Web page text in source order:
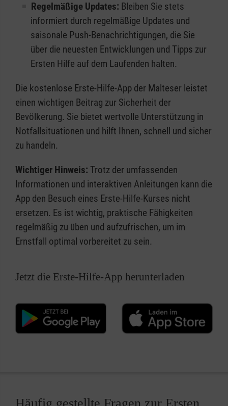
Regelmäßige Updates: Bleiben Sie stets
informiert durch regelmäßige Updates und
saisonale Push-Benachrichtigungen, die Sie
über die neuesten Entwicklungen und Tipps zur
Ersten Hilfe auf dem Laufenden halten.
Die kostenlose Erste-Hilfe-App der Malteser leistet
einen wichtigen Beitrag zur Sicherheit der
Bevölkerung. Sie bietet wertvolle Unterstützung in
Notfallsituationen und hilft Ihnen, schnell und sicher
zu handeln.
Wichtiger Hinweis: Trotz der umfassenden
Informationen und interaktiven Anleitungen kann die
App den Besuch eines Erste-Hilfe-Kurses nicht
ersetzen. Es ist wichtig, praktische Fähigkeiten
regelmäßig zu üben und aufzufrischen, um im
Ernstfall optimal vorbereitet zu sein.
Jetzt die Erste-Hilfe-App herunterladen